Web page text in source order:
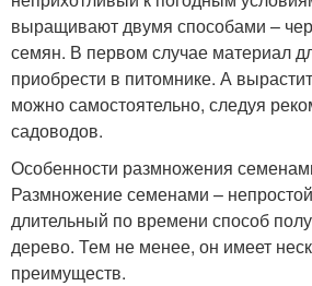
выращивают двумя способами –
семян. В первом случае материал
приобрести в питомнике. А
можно самостоятельно, следуя
садоводов.
Особенности размножения
Размножение семенами –
длительный по времени способ
дерево. Тем не менее, он имеет
преимуществ.